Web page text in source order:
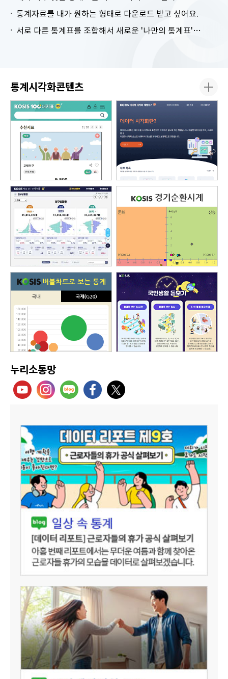
통계자료를 내가 원하는 형태로 다운로드 받고 싶어요.
서로 다른 통계표를 조합해서 새로운 '나만의 통계표'를 만들고 싶어요.
통계시각화콘텐츠
누리소통망